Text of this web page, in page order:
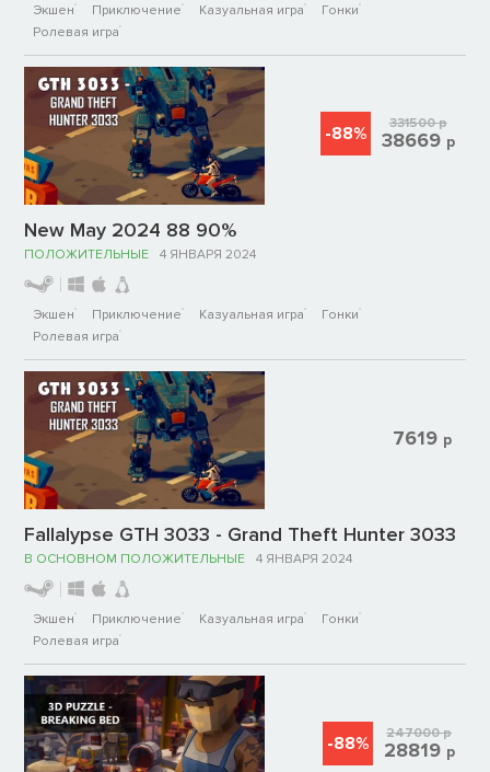
Экшен Приключение Казуальная игра
Гонки
Ролевая игра
New May 2024 88 90%
ПОЛОЖИТЕЛЬНЫЕ 4 ЯНВАРЯ 2024
Экшен Приключение Казуальная игра
Гонки
Ролевая игра
-88% 331500р
38669 р
Fallalypse GTH 3033 - Grand Theft Hunter 3033
В ОСНОВНОМ ПОЛОЖИТЕЛЬНЫЕ 4 ЯНВАРЯ 2024
Экшен Приключение Казуальная игра
Гонки
Ролевая игра
7619 р
-88% 247000р
28819 р